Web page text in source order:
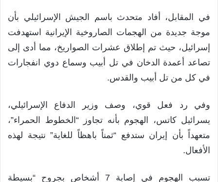
في المقابل، أفاد متحدث باسم الجيش الإسرائيلي بأن
موجة جديدة من الهجمات الصاروخية الإيرانية استهدفت
إسرائيل، حيث تم إطلاق عشرات الصواريخ، مما أدى إلى
تصاعد أعمدة الدخان في تل أبيب وسماع دوي انفجارات
في كل من تل أبيب والقدس.
وفي رد فعل قوي، وصف وزير الدفاع الإسرائيلي،
يسرائيل كاتس، الهجوم بأنه تجاوز “الخطوط الحمراء”،
متعهداً بأن إيران ستدفع “ثمناً باهظاً للغاية” نتيجة لهذه
الأفعال.
تسبب الهجوم في إصابة 7 أشخاص بجروح “بسيطة